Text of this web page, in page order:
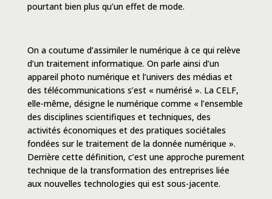
pourtant bien plus qu’un effet de mode.
On a coutume d’assimiler le numérique à ce qui relève
d’un traitement informatique. On parle ainsi d’un
appareil photo numérique et l’univers des médias et
des télécommunications s’est « numérisé ». La CELF,
elle-même, désigne le numérique comme « l’ensemble
des disciplines scientifiques et techniques, des
activités économiques et des pratiques sociétales
fondées sur le traitement de la donnée numérique ».
Derrière cette définition, c’est une approche purement
technique de la transformation des entreprises liée
aux nouvelles technologies qui est sous-jacente.